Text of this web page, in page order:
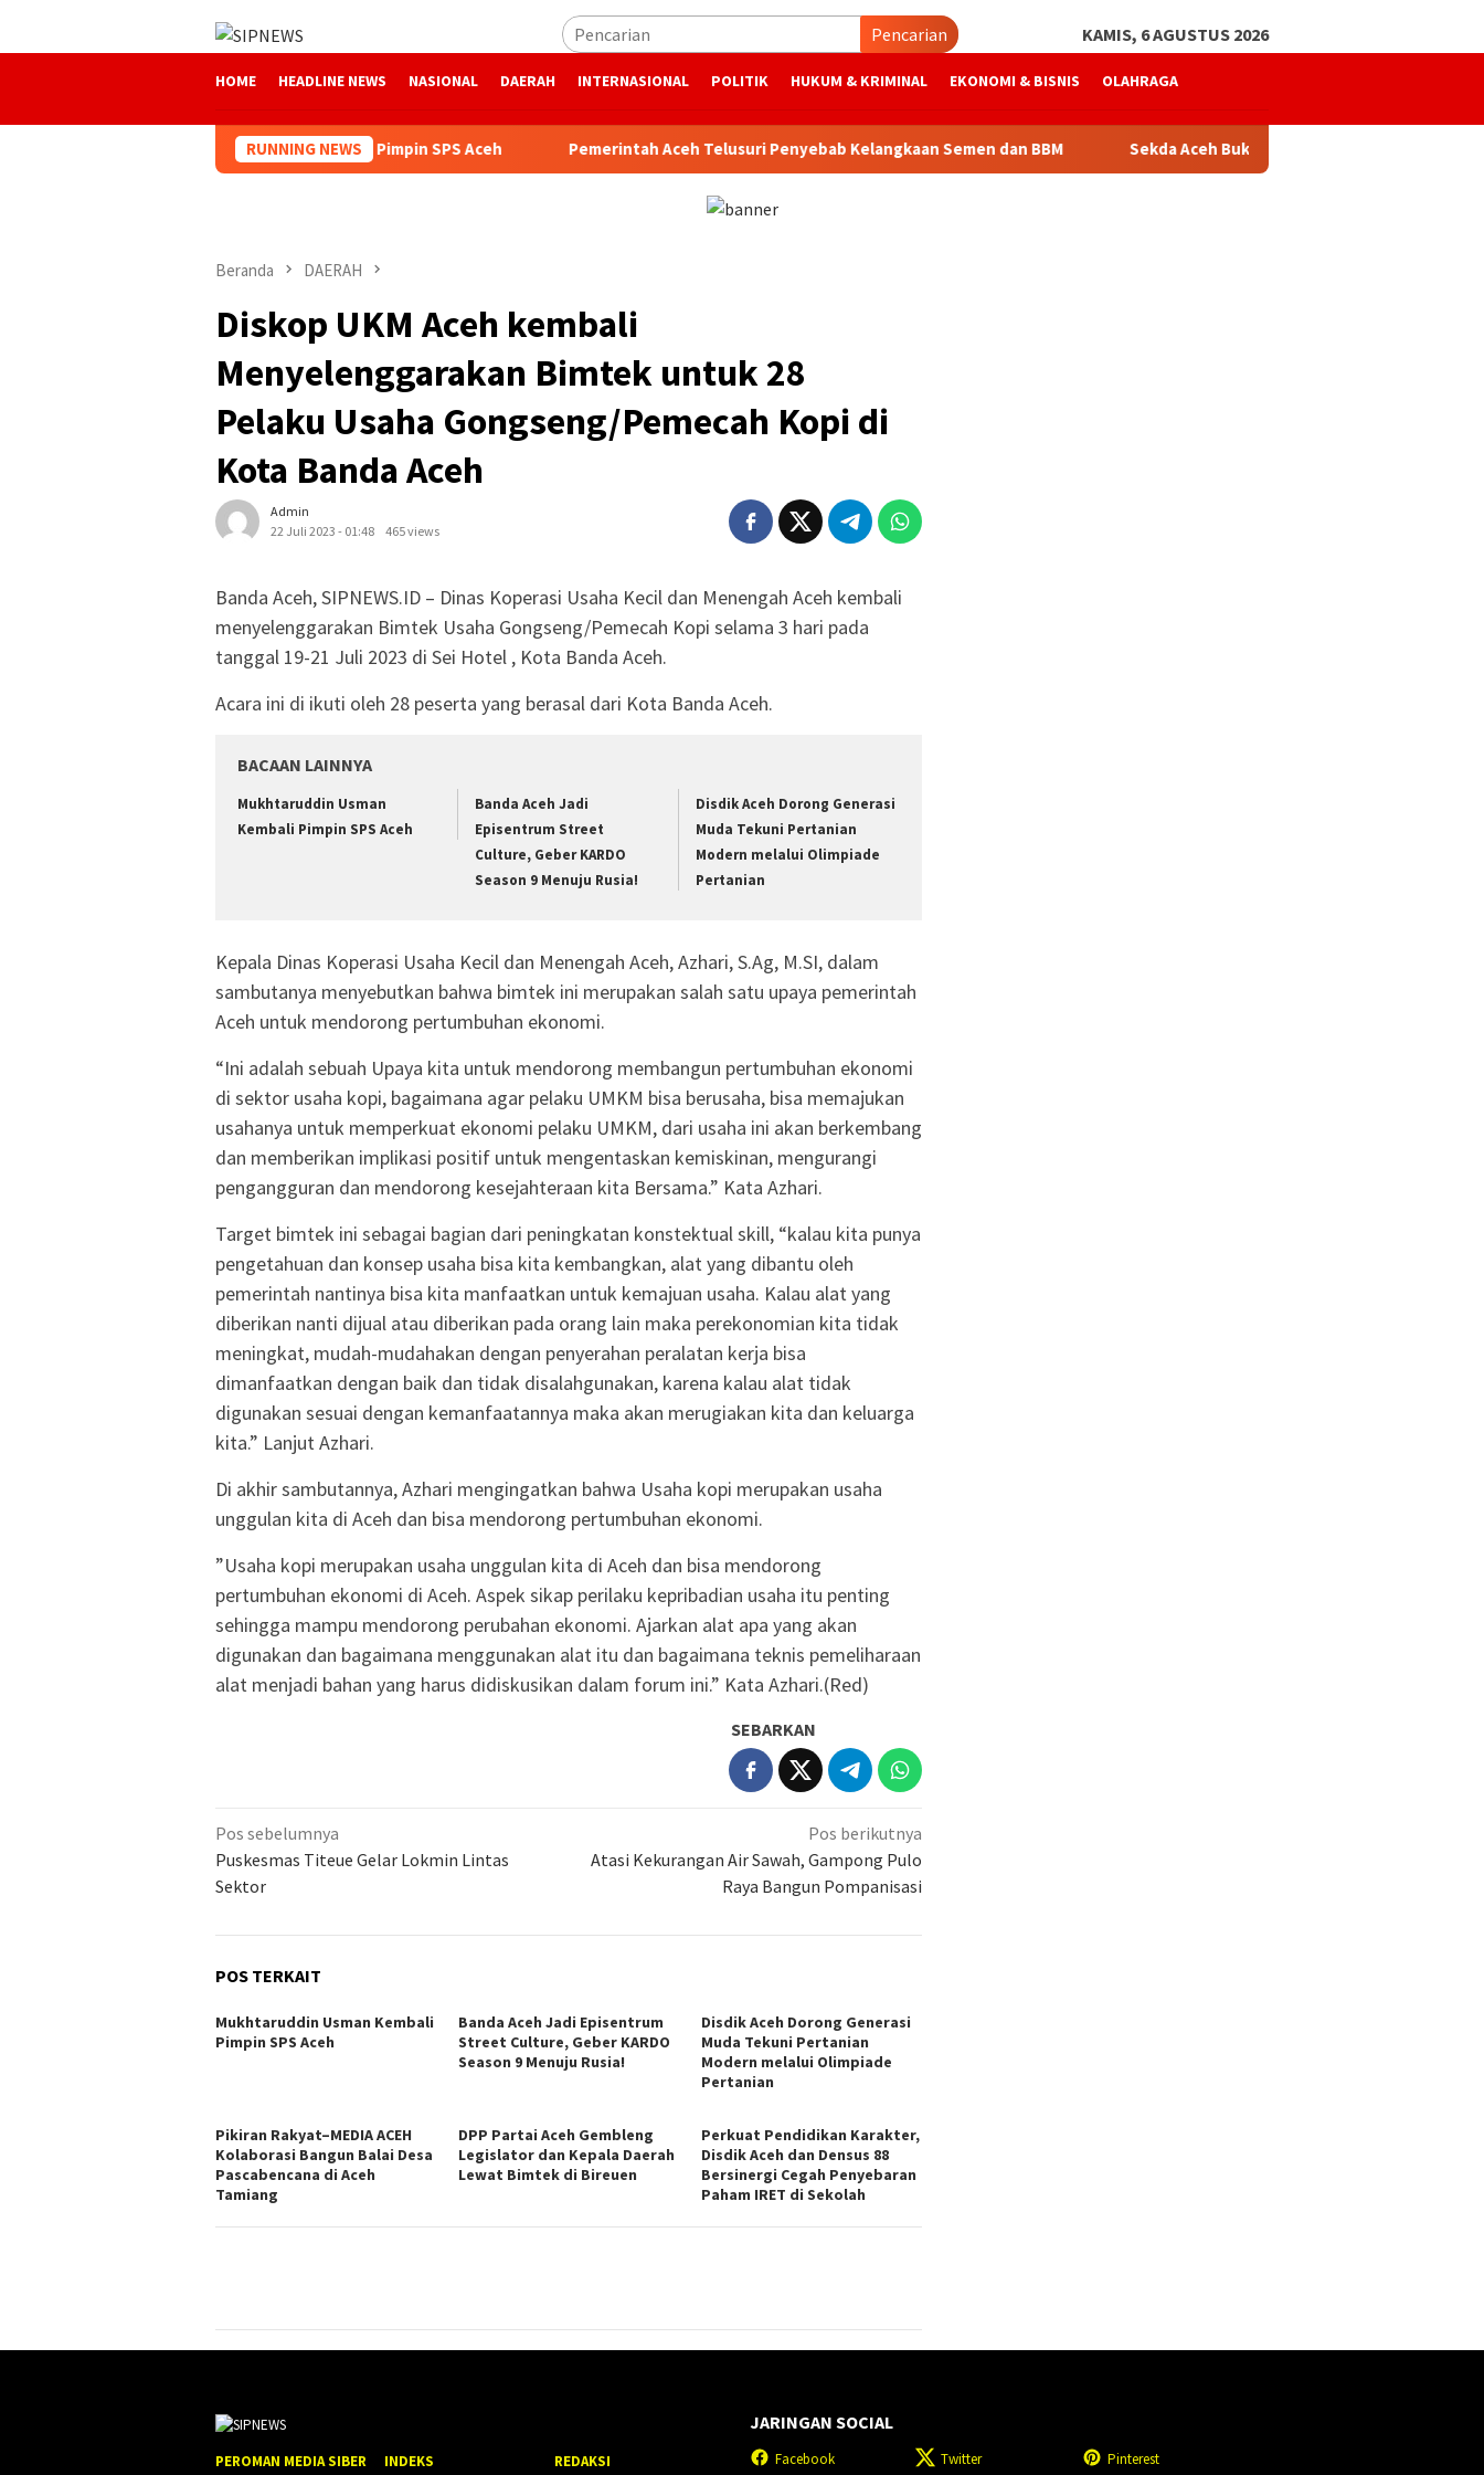
Pencarian KAMIS, 6 AGUSTUS 2026
HOME HEADLINE NEWS NASIONAL DAERAH INTERNASIONAL POLITIK HUKUM & KRIMINAL EKONOMI & BISNIS OLAHRAGA
RUNNING NEWS
Mukhtaruddin Usman Kembali Pimpin SPS Aceh Pemerintah Aceh Telusuri Penyebab Kelangkaan Semen dan BBM Sekda Aceh Buka Bimtek Penilaian Maladministrasi,
Beranda DAERAH
Diskop UKM Aceh kembali
Menyelenggarakan Bimtek untuk 28
Pelaku Usaha Gongseng/Pemecah Kopi di
Kota Banda Aceh
Admin
22 Juli 2023 - 01:48
465 views
Banda Aceh, SIPNEWS.ID – Dinas Koperasi Usaha Kecil dan Menengah Aceh kembali
menyelenggarakan Bimtek Usaha Gongseng/Pemecah Kopi selama 3 hari pada
tanggal 19-21 Juli 2023 di Sei Hotel , Kota Banda Aceh.
Acara ini di ikuti oleh 28 peserta yang berasal dari Kota Banda Aceh.
BACAAN LAINNYA
Mukhtaruddin Usman
Kembali Pimpin SPS Aceh
Banda Aceh Jadi
Episentrum Street
Culture, Geber KARDO
Season 9 Menuju Rusia!
Disdik Aceh Dorong Generasi
Muda Tekuni Pertanian
Modern melalui Olimpiade
Pertanian
Kepala Dinas Koperasi Usaha Kecil dan Menengah Aceh, Azhari, S.Ag, M.SI, dalam
sambutanya menyebutkan bahwa bimtek ini merupakan salah satu upaya pemerintah
Aceh untuk mendorong pertumbuhan ekonomi.
“Ini adalah sebuah Upaya kita untuk mendorong membangun pertumbuhan ekonomi
di sektor usaha kopi, bagaimana agar pelaku UMKM bisa berusaha, bisa memajukan
usahanya untuk memperkuat ekonomi pelaku UMKM, dari usaha ini akan berkembang
dan memberikan implikasi positif untuk mengentaskan kemiskinan, mengurangi
pengangguran dan mendorong kesejahteraan kita Bersama.” Kata Azhari.
Target bimtek ini sebagai bagian dari peningkatan konstektual skill, “kalau kita punya
pengetahuan dan konsep usaha bisa kita kembangkan, alat yang dibantu oleh
pemerintah nantinya bisa kita manfaatkan untuk kemajuan usaha. Kalau alat yang
diberikan nanti dijual atau diberikan pada orang lain maka perekonomian kita tidak
meningkat, mudah-mudahakan dengan penyerahan peralatan kerja bisa
dimanfaatkan dengan baik dan tidak disalahgunakan, karena kalau alat tidak
digunakan sesuai dengan kemanfaatannya maka akan merugiakan kita dan keluarga
kita.” Lanjut Azhari.
Di akhir sambutannya, Azhari mengingatkan bahwa Usaha kopi merupakan usaha
unggulan kita di Aceh dan bisa mendorong pertumbuhan ekonomi.
”Usaha kopi merupakan usaha unggulan kita di Aceh dan bisa mendorong
pertumbuhan ekonomi di Aceh. Aspek sikap perilaku kepribadian usaha itu penting
sehingga mampu mendorong perubahan ekonomi. Ajarkan alat apa yang akan
digunakan dan bagaimana menggunakan alat itu dan bagaimana teknis pemeliharaan
alat menjadi bahan yang harus didiskusikan dalam forum ini.” Kata Azhari.(Red)
SEBARKAN
Navigasi
pos
Pos sebelumnya
Puskesmas Titeue Gelar Lokmin Lintas
Sektor
Pos berikutnya
Atasi Kekurangan Air Sawah, Gampong Pulo
Raya Bangun Pompanisasi
POS TERKAIT
Mukhtaruddin Usman Kembali
Pimpin SPS Aceh
Banda Aceh Jadi Episentrum
Street Culture, Geber KARDO
Season 9 Menuju Rusia!
Disdik Aceh Dorong Generasi
Muda Tekuni Pertanian
Modern melalui Olimpiade
Pertanian
Pikiran Rakyat–MEDIA ACEH
Kolaborasi Bangun Balai Desa
Pascabencana di Aceh
Tamiang
DPP Partai Aceh Gembleng
Legislator dan Kepala Daerah
Lewat Bimtek di Bireuen
Perkuat Pendidikan Karakter,
Disdik Aceh dan Densus 88
Bersinergi Cegah Penyebaran
Paham IRET di Sekolah
PEROMAN MEDIA SIBER INDEKS REDAKSI
JARINGAN SOCIAL
Facebook Twitter Pinterest